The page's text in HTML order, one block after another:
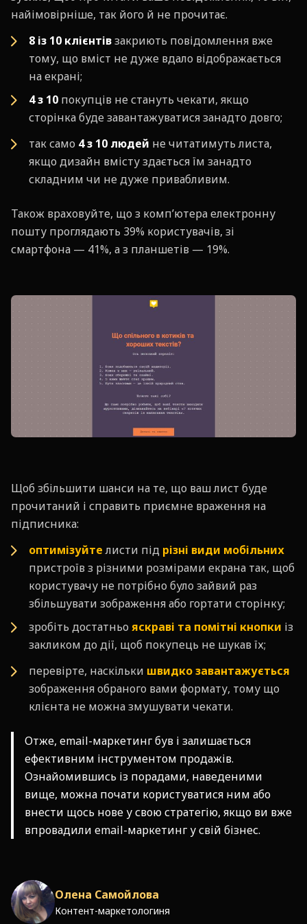
найімовірніше, так його й не прочитає.
8 із 10 клієнтівзакриють повідомлення вже
тому, що вміст не дуже вдало відображається
на екрані;
4 з 10 покупців не стануть чекати, якщо
сторінка буде завантажуватися занадто довго;
так само 4 з 10 людей не читатимуть листа,
якщо дизайн вмісту здається їм занадто
складним чи не дуже привабливим.
Також враховуйте, що з комп’ютера електронну
пошту проглядають 39% користувачів, зі
смартфона — 41%, а з планшетів — 19%.
Щоб збільшити шанси на те, що ваш лист буде
прочитаний і справить приємне враження на
підписника:
оптимізуйтелисти під різні види мобільних
пристроїв з різними розмірами екрана так, щоб
користувачу не потрібно було зайвий раз
збільшувати зображення або гортати сторінку;
зробіть достатньо яскраві та помітні кнопки із
закликом до дії, щоб покупець не шукав їх;
перевірте, наскільки швидко завантажується
зображення обраного вами формату, тому що
клієнта не можна змушувати чекати.
Отже, email-маркетинг був і залишається
ефективним інструментом продажів.
Ознайомившись із порадами, наведеними
вище, можна почати користуватися ним або
внести щось нове у свою стратегію, якщо ви вже
впровадили email-маркетинг у свій бізнес.
Олена Самойлова
Контент-маркетологиня